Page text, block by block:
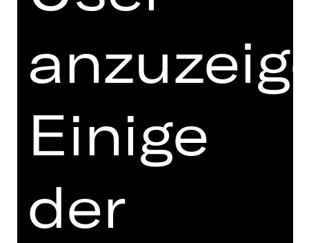
Möglichkeit, die Smart-aber-herzlich-
Zukunftsmuseums in einer Behind-
The-Scenes-Tour zu besichtigen und
innen unseres
Ensembles, mit Staubsauger,
Kühlschrank und
Verkaufshologrammen zu reden.
Sie können außerdem vom 7.
Dezember bis 18. Januar während der
Öffnungszeiten des
Einige
der